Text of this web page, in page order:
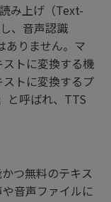
み上げ（Text-
、音声認識
ありません。マ
トに変換する機
トに変換するプ
と呼ばれ、TTS
つ無料のテキス
音声ファイルに